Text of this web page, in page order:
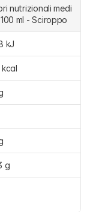
nutrizionali medi
ml - Sciroppo
kJ
kcal
g